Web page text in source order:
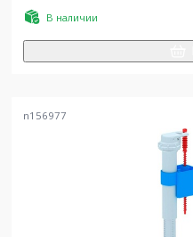
В наличии
n156977